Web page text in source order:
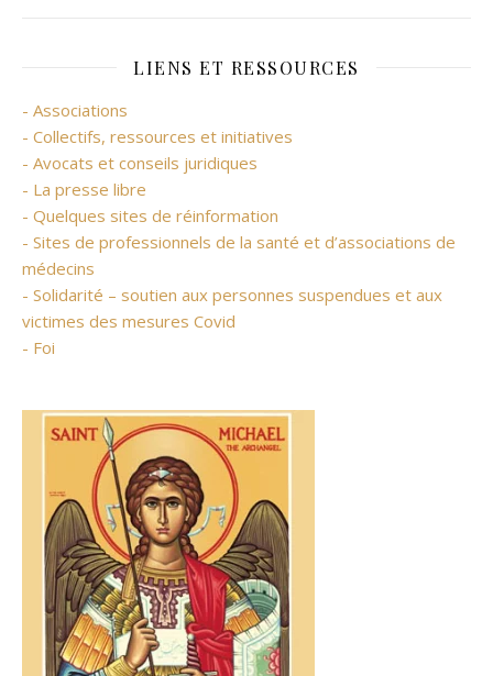
LIENS ET RESSOURCES
- Associations
- Collectifs, ressources et initiatives
- Avocats et conseils juridiques
- La presse libre
- Quelques sites de réinformation
- Sites de professionnels de la santé et d’associations de
médecins
- Solidarité – soutien aux personnes suspendues et aux
victimes des mesures Covid
- Foi